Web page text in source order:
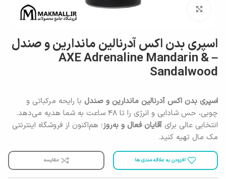
برای بزرگنمایی کلیک کنید
اسپری بدن اکس آدرنالین ماندارین و صندل
– AXE Adrenaline Mandarin &
Sandalwood
اسپری بدن اکس آدرنالین ماندارین و صندل با رایحه مرکباتی و
چوبی، حس شادابی و انرژی را تا ۴۸ ساعت به شما هدیه می‌دهد.
انتخابی عالی برای آقایان فعال و به‌روز؛ هم‌اکنون از فروشگاه اینترنتی
مک مال تهیه کنید.
افزودن به علاقه مندی ها مقایسه